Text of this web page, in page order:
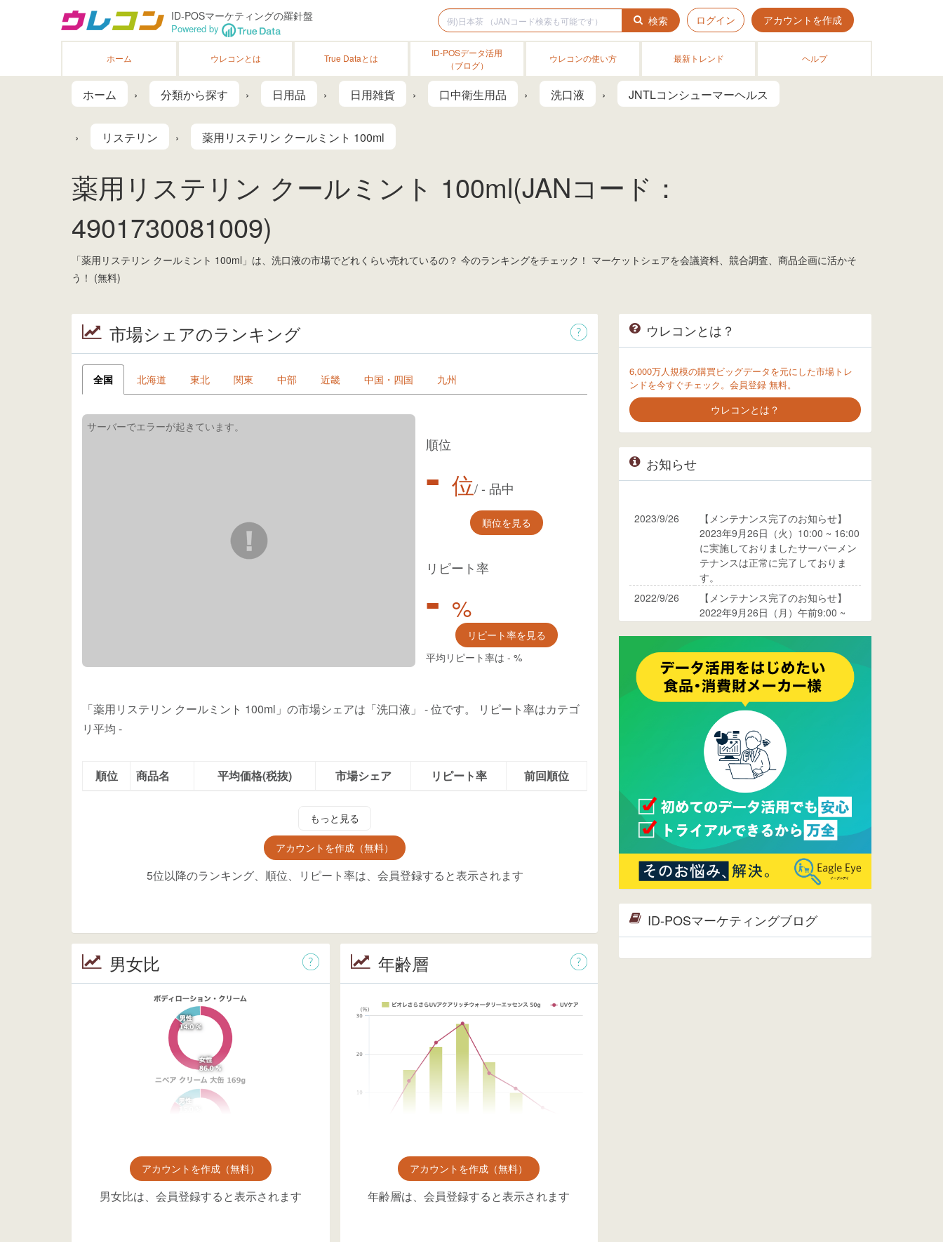
ID-POSマーケティングの羅針盤
Powered by
検索 ログイン アカウントを作成
ホーム ウレコンとは True Dataとは
ID-POSデータ活用
（ブログ）
ウレコンの使い方 最新トレンド ヘルプ
ホーム 分類から探す 日用品 日用雑貨 口中衛生用品 洗口液 JNTLコンシューマーヘルス
リステリン 薬用リステリン クールミント 100ml
薬用リステリン クールミント 100ml(JANコード：
4901730081009)
「薬用リステリン クールミント 100ml」は、洗口液の市場でどれくらい売れているの？ 今のランキングをチェック！ マーケットシェアを会議資料、競合調査、商品企画に活かそ
う！ (無料)
市場シェアのランキング
全国 北海道 東北 関東 中部 近畿 中国・四国 九州
順位
- 位/- 品中
順位を見る
リピート率
- %
リピート率を見る
平均リピート率は - %
「薬用リステリン クールミント 100ml」の市場シェアは「洗口液」 -位です。
リピート率はカテゴ
リ平均 -
順位 商品名 平均価格(税抜) 市場シェア リピート率 前回順位
もっと見る
アカウントを作成（無料）
5位以降のランキング、順位、リピート率は、会員登録すると表示されます
男女比
アカウントを作成（無料）
男女比は、会員登録すると表示されます
年齢層
アカウントを作成（無料）
年齢層は、会員登録すると表示されます
ウレコンとは？
6,000万人規模の購買ビッグデータを元にした市場トレ
ンドを今すぐチェック。会員登録 無料。
ウレコンとは？
お知らせ
2023/9/26
【メンテナンス完了のお知らせ】
2023年9月26日（火）10:00 ~ 16:00
に実施しておりましたサーバーメン
テナンスは正常に完了しておりま
す。
2022/9/26
【メンテナンス完了のお知らせ】
2022年9月26日（月）午前9:00 ~
ります。
2017/05/17
ウレコンでブログ掲載が始まりまし
た。ぜひご覧ください。
ウレコンのサイト機能を大幅バージ
ョンアップ。詳細はこちら。⇒
ページへ
ウレコンが機能拡充し、サイトリニ
ューアルしました。⇒
Facebook
2015/04/30
Facebookページを開設しました。
詳細はこちら。
2015/04/20
ウレコンサイトリリースしました。
ID-POSマーケティングブログ